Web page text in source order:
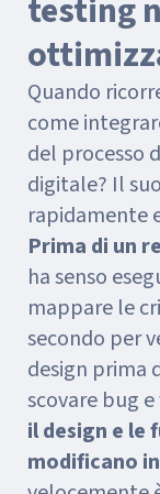
testing
Quando
come
del processo
digitale? Il
rapidamente
Prima di un
ha senso
mappare le
secondo per
design prima
scovare bug
il design e le
modificano